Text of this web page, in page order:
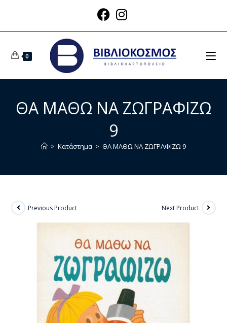
0
ΘΑ ΜΑΘΩ ΝΑ ΖΩΓΡΑΦΙΖΩ
9
> Κατάστημα > ΘΑ ΜΑΘΩ ΝΑ ΖΩΓΡΑΦΙΖΩ 9
Previous Product Next Product